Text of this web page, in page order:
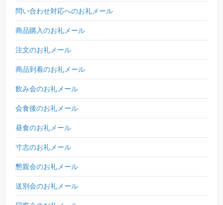
問い合わせ対応へのお礼メール
商品購入のお礼メール
注文のお礼メール
商品到着のお礼メール
飲み会のお礼メール
会食後のお礼メール
昼食のお礼メール
寸志のお礼メール
懇親会のお礼メール
送別会のお礼メール